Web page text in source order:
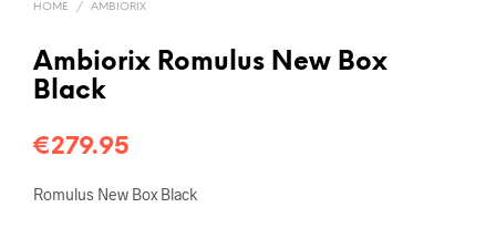
HOME / AMBIORIX
Ambiorix Romulus New Box
Black
€279.95
Romulus New Box Black